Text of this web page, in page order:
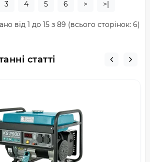
3 4 5 6 > >|
від 1 до 15 з 89 (всього сторінок: 6)
статті